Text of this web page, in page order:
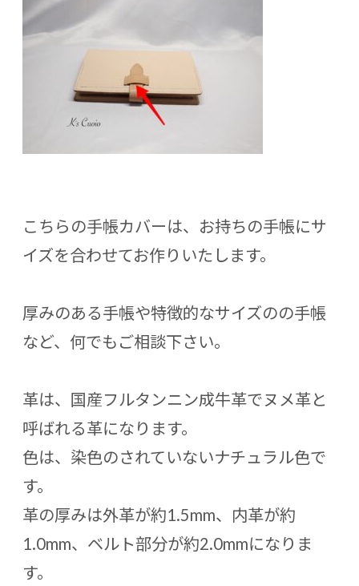
こちらの手帳カバーは、お持ちの手帳にサ
イズを合わせてお作りいたします。
厚みのある手帳や特徴的なサイズのの手帳
など、何でもご相談下さい。
革は、国産フルタンニン成牛革でヌメ革と
呼ばれる革になります。
色は、染色のされていないナチュラル色で
す。
革の厚みは外革が約1.5mm、内革が約
1.0mm、ベルト部分が約2.0mmになりま
す。